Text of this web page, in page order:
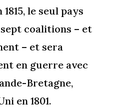
le seul pays
coalitions – et
– et sera
en guerre avec
Bretagne,
en 1801.